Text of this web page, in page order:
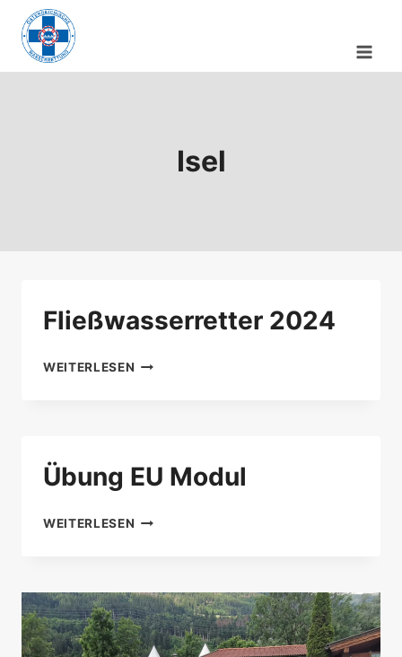
Zum
Inhalt
springen
Isel
Fließwasserretter 2024
WEITERLESEN FLIESSWASSERRETTER 2
Übung EU Modul
WEITERLESEN ÜBUNG